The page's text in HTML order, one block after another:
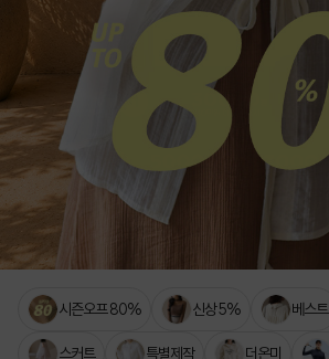
시즌오프 80% 신상 5% 베스트
스커트 특별제작 더온미